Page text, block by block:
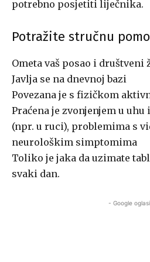
potrebno posjetiti liječnika.
Potražite stručnu
Ometa vaš posao i društveni
Javlja se na dnevnoj bazi
Povezana je s fizičkom
Praćena je zvonjenjem u
(npr. u ruci), problemima s
neurološkim simptomima
Toliko je jaka da uzimate
svaki dan.
- Google